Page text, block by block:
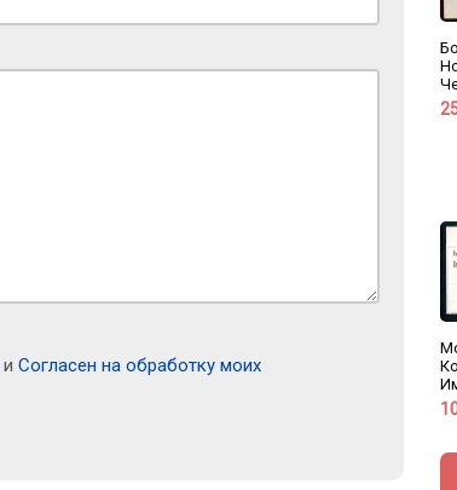
и Согласен на обработку моих